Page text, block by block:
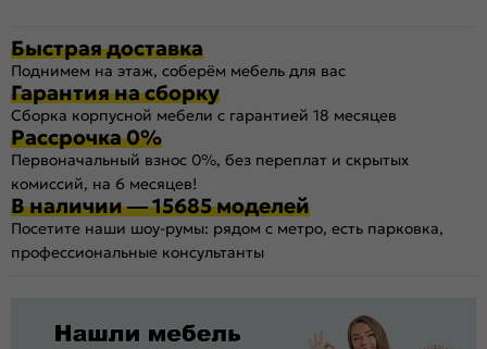
Быстрая доставка
Поднимем на этаж, соберём мебель для вас
Гарантия на сборку
Сборка корпусной мебели с гарантией 18 месяцев
Рассрочка 0%
Первоначальный взнос 0%, без переплат и скрытых
комиссий, на 6 месяцев!
В наличии — 15685 моделей
Посетите наши шоу-румы: рядом с метро, есть парковка,
профессиональные консультанты